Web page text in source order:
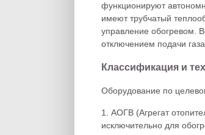
функционируют
имеют трубчатый
управление обогревом.
отключением подачи газа.
Классификация и
Оборудование по
1. АОГВ (Агрегат
исключительно для